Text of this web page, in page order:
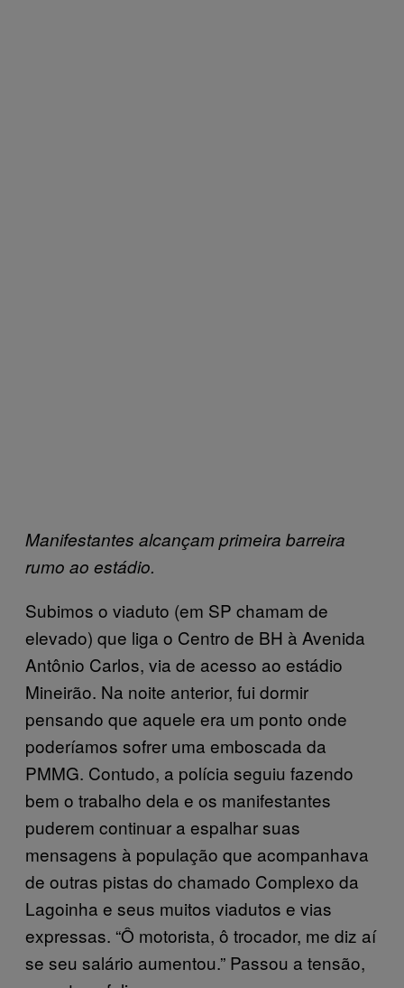
Manifestantes alcançam primeira barreira
rumo ao estádio.
Subimos o viaduto (em SP chamam de
elevado) que liga o Centro de BH à Avenida
Antônio Carlos, via de acesso ao estádio
Mineirão. Na noite anterior, fui dormir
pensando que aquele era um ponto onde
poderíamos sofrer uma emboscada da
PMMG. Contudo, a polícia seguiu fazendo
bem o trabalho dela e os manifestantes
puderem continuar a espalhar suas
mensagens à população que acompanhava
de outras pistas do chamado Complexo da
Lagoinha e seus muitos viadutos e vias
expressas. “Ô motorista, ô trocador, me diz aí
se seu salário aumentou.” Passou a tensão,